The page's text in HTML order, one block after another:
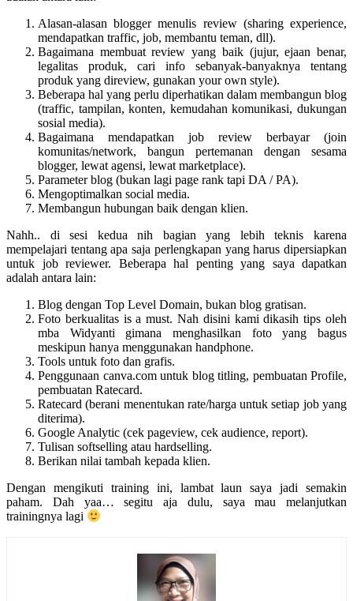
Alasan-alasan blogger menulis review (sharing experience,
mendapatkan traffic, job, membantu teman, dll).
Bagaimana membuat review yang baik (jujur, ejaan benar,
legalitas produk, cari info sebanyak-banyaknya tentang
produk yang direview, gunakan your own style).
Beberapa hal yang perlu diperhatikan dalam membangun blog
(traffic, tampilan, konten, kemudahan komunikasi, dukungan
sosial media).
Bagaimana mendapatkan job review berbayar (join
komunitas/network, bangun pertemanan dengan sesama
blogger, lewat agensi, lewat marketplace).
Parameter blog (bukan lagi page rank tapi DA / PA).
Mengoptimalkan social media.
Membangun hubungan baik dengan klien.
Nahh.. di sesi kedua nih bagian yang lebih teknis karena
mempelajari tentang apa saja perlengkapan yang harus dipersiapkan
untuk job reviewer. Beberapa hal penting yang saya dapatkan
adalah antara lain:
Blog dengan Top Level Domain, bukan blog gratisan.
Foto berkualitas is a must. Nah disini kami dikasih tips oleh
mba Widyanti gimana menghasilkan foto yang bagus
meskipun hanya menggunakan handphone.
Tools untuk foto dan grafis.
Penggunaan canva.com untuk blog titling, pembuatan Profile,
pembuatan Ratecard.
Ratecard (berani menentukan rate/harga untuk setiap job yang
diterima).
Google Analytic (cek pageview, cek audience, report).
Tulisan softselling atau hardselling.
Berikan nilai tambah kepada klien.
Dengan mengikuti training ini, lambat laun saya jadi semakin
paham. Dah yaa… segitu aja dulu, saya mau melanjutkan
trainingnya lagi